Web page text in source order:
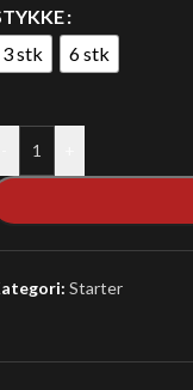
3 stk
6 stk
Starter